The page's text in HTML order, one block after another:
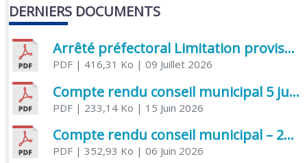
DERNIERS DOCUMENTS
Arrêté préfectoral Limitation provisoire des usages de l’eau
PDF| 416,31 Ko | 09 Juillet 2026
Compte rendu conseil municipal 5 juin 2026 sénatoriale
PDF| 233,14 Ko | 15 Juin 2026
Compte rendu conseil municipal – 21 avril 2026
PDF| 352,93 Ko | 06 Juin 2026